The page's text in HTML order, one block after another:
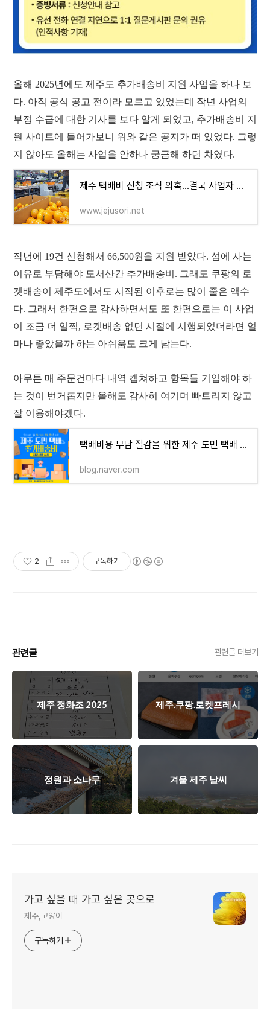
올해 2025년에도 제주도 추가배송비 지원 사업을 하나 보
다. 아직 공식 공고 전이라 모르고 있었는데 작년 사업의
부정 수급에 대한 기사를 보다 알게 되었고, 추가배송비 지
원 사이트에 들어가보니 위와 같은 공지가 떠 있었다. 그렇
지 않아도 올해는 사업을 안하나 궁금해 하던 차였다.
제주 택배비 신청 조작 의혹...결국 사업자 제외 지침 강화 - 제주의소리
www.jejusori.net
작년에 19건 신청해서 66,500원을 지원 받았다. 섬에 사는
이유로 부담해야 도서산간 추가배송비. 그래도 쿠팡의 로
켓배송이 제주도에서도 시작된 이후로는 많이 줄은 액수
다. 그래서 한편으로 감사하면서도 또 한편으로는 이 사업
이 조금 더 일찍, 로켓배송 없던 시절에 시행되었더라면 얼
마나 좋았을까 하는 아쉬움도 크게 남는다.
아무튼 매 주문건마다 내역 캡쳐하고 항목들 기입해야 하
는 것이 번거롭지만 올해도 감사히 여기며 빠트리지 않고
잘 이용해야겠다.
택배비용 부담 절감을 위한 제주 도민 택배 추가배송비 지원사업
blog.naver.com
2 구독하기
관련글 관련글 더보기
제주 정화조 2025 제주.쿠팡.로켓프레시
정원과 소나무 겨울 제주 날씨
가고 싶을 때 가고 싶은 곳으로
제주,고양이
구독하기